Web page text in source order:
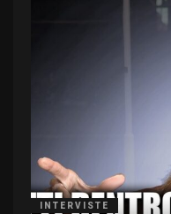
INTERVISTE